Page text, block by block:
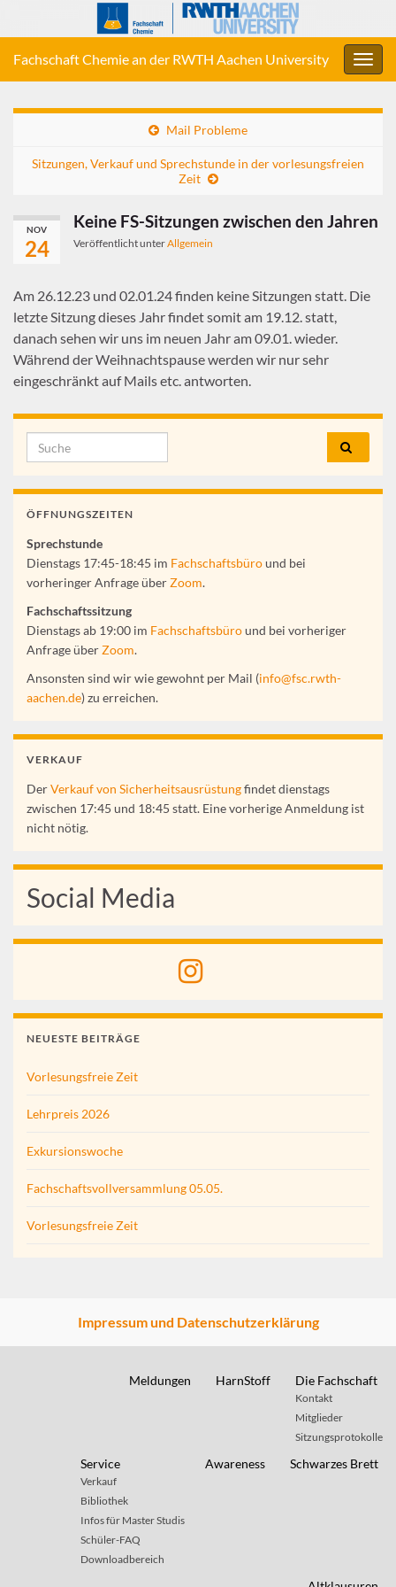
Fachschaft Chemie an der RWTH Aachen University
Mail Probleme
Sitzungen, Verkauf und Sprechstunde in der vorlesungsfreien
Zeit
NOV
24
Keine FS-Sitzungen zwischen den Jahren
Veröffentlicht unterAllgemein
Am 26.12.23 und 02.01.24 finden keine Sitzungen statt. Die
letzte Sitzung dieses Jahr findet somit am 19.12. statt,
danach sehen wir uns im neuen Jahr am 09.01. wieder.
Während der Weihnachtspause werden wir nur sehr
eingeschränkt auf Mails etc. antworten.
Search for:
ÖFFNUNGSZEITEN
Sprechstunde
Dienstags 17:45-18:45 im Fachschaftsbüround bei
vorheringer Anfrage überZoom.
Fachschaftssitzung
Dienstags ab 19:00 im Fachschaftsbüround bei vorheriger
Anfrage überZoom.
Ansonsten sind wir wie gewohnt per Mail (info@fsc.rwth-
aachen.de) zu erreichen.
VERKAUF
DerVerkauf von Sicherheitsausrüstungfindet dienstags
zwischen 17:45 und 18:45 statt. Eine vorherige Anmeldung ist
nicht nötig.
Social Media
NEUESTE BEITRÄGE
Vorlesungsfreie Zeit
Lehrpreis 2026
Exkursionswoche
Fachschaftsvollversammlung 05.05.
Vorlesungsfreie Zeit
Impressum und Datenschutzerklärung
Meldungen HarnStoff Die Fachschaft
Kontakt
Mitglieder
Sitzungsprotokolle
Service
Verkauf
Bibliothek
Infos für Master Studis
Schüler-FAQ
Downloadbereich
Awareness Schwarzes Brett